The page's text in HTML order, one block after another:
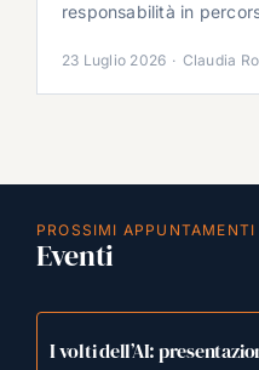
responsabilità in
23 Luglio 2026 · Claudia
PROSSIMI APPUNTAMENTI
Eventi
I volti dell’AI: